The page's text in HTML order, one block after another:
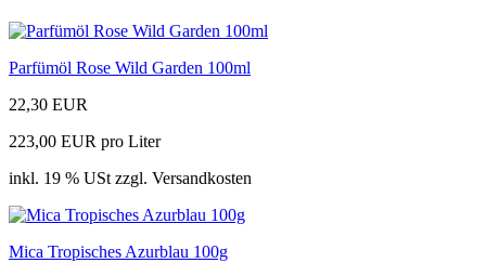
Parfümöl Rose Wild Garden 100ml
22,30 EUR
223,00 EUR pro Liter
inkl. 19 % USt zzgl. Versandkosten
Mica Tropisches Azurblau 100g